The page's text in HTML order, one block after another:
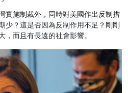
實施制裁外，同時對美國作出反制措
少？這是否因為反制作用不足？剛剛
，而且有長遠的社會影響。